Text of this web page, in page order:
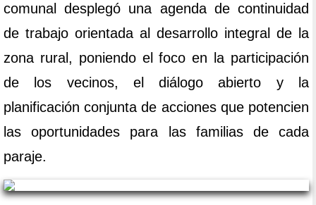
comunal desplegó una agenda de continuidad
de trabajo orientada al desarrollo integral de la
zona rural, poniendo el foco en la participación
de los vecinos, el diálogo abierto y la
planificación conjunta de acciones que potencien
las oportunidades para las familias de cada
paraje.